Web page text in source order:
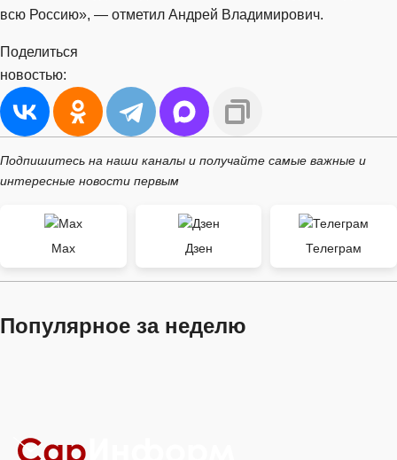
всю Россию», — отметил Андрей Владимирович.
Поделиться
новостью:
Подпишитесь на наши каналы и получайте самые важные и
интересные новости первым
Max Дзен Телеграм
Популярное за неделю